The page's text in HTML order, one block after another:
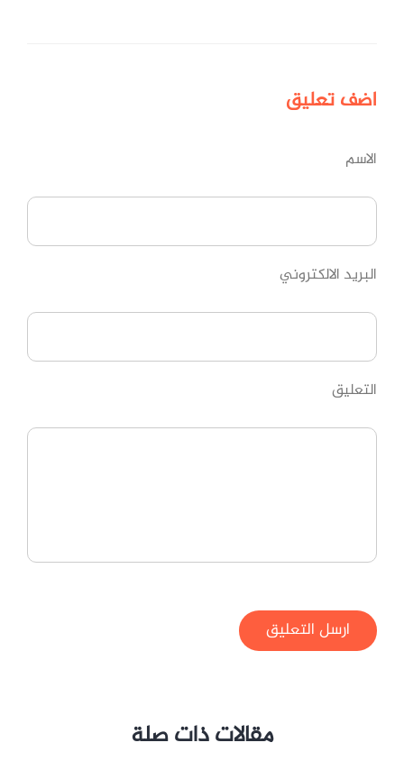
اضفتعليق
الاسم
البريد الالكتروني
التعليق
ارسل التعليق
مقالات ذات صلة